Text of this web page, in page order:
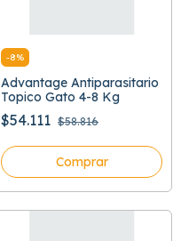
-8%
Advantage Antiparasitario
Topico Gato 4-8 Kg
$54.111 $58.816
Comprar